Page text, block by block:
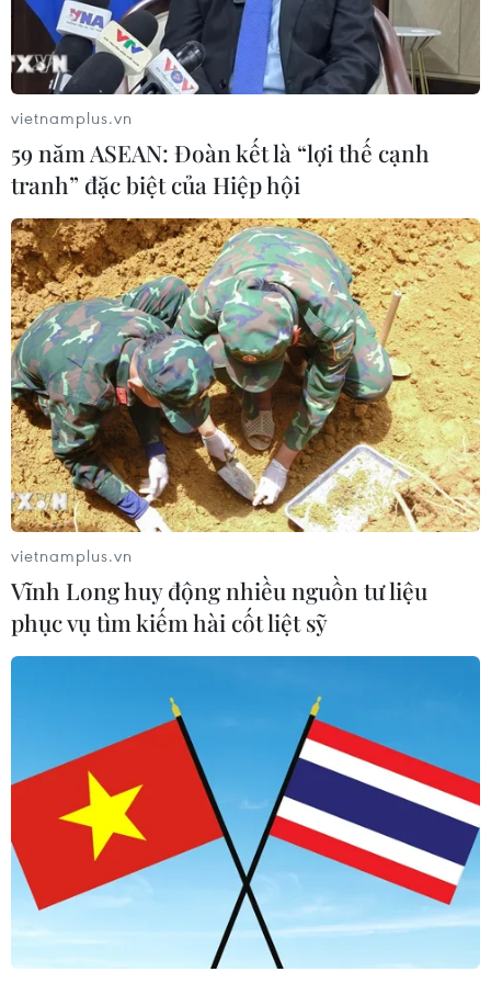
Bí thư Thành ủy Hà Nội thúc tiến độ
hai dự án giao thông trọng điểm
Nam Thủ đô
08/08/2026 08:52
Đề xuất hơn 65.500 tỷ đồng đầu tư
Dự án đường cao tốc nối Lai Châu-
Lào Cai
08/08/2026 08:45
Vùng 3 Hải quân cứu thành công 1
nạn nhân bị sóng cuốn tại Mũi Nghê
08/08/2026 08:43
Điều bình dị "xây" thành phố Cảng
thịnh vượng, bền vững
08/08/2026 08:25
Đà Nẵng: Khẩn trương tìm kiếm 3
08/08/2026 07:13
Nghệ An: Sạt lở nghiêm trọng, tỉnh lộ
543D tạm thời tê liệt
08/08/2026 07:09
Điện Biên từng bước hình thành thị
vietnamplus.vn
59 năm ASEAN: Đoàn kết là “lợi thế cạnh
tranh” đặc biệt của Hiệp hội
vietnamplus.vn
Vĩnh Long huy động nhiều nguồn tư liệu
phục vụ tìm kiếm hài cốt liệt sỹ